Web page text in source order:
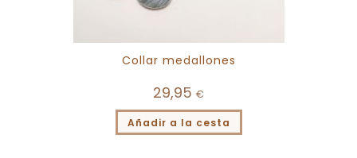
Collar medallones
29,95 €
Añadir a la cesta